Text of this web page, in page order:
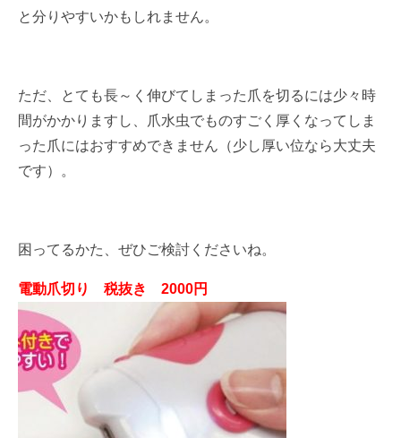
と分りやすいかもしれません。
ただ、とても長～く伸びてしまった爪を切るには少々時
間がかかりますし、爪水虫でものすごく厚くなってしま
った爪にはおすすめできません（少し厚い位なら大丈夫
です）。
困ってるかた、ぜひご検討くださいね。
電動爪切り 税抜き 2000円